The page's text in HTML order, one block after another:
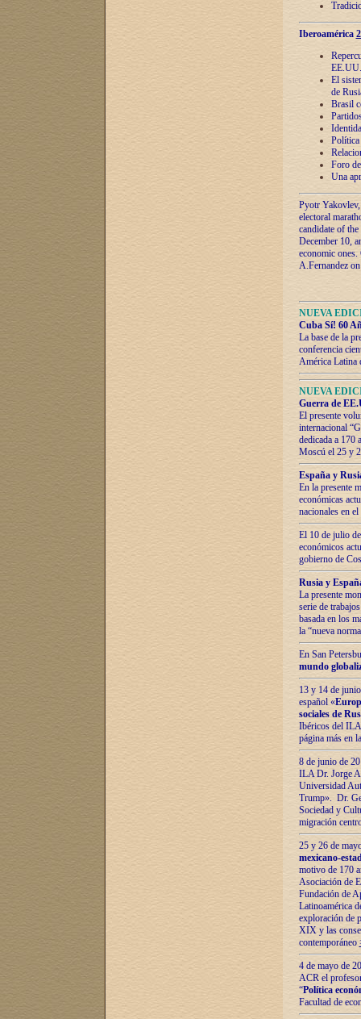
Iberoamérica
EE.UU.
El
de
Brasil
Política
Foro
Una
Pyotr
electoral
candidate of
December 10,
economic
A.Fernandez
NUEVA
Cuba Sí! 60
La base de la
conferencia
América Latina
NUEVA
Guerra de
El presente
internacional
dedicada a 170
Moscú el 25 y
España y
En la presente
económicas
nacionales en
El 10 de julio
económicos
gobierno de
Rusia y
La presente
serie de
basada en los
la “nueva
En San
mundo
13 y 14 de
español «
sociales de
Ibéricos del ILA
página más en
8 de junio de
ILA Dr. Jorge
Universidad
Trump». Dr.
Sociedad y
migración
25 y 26 de
mexicano-
motivo de 170
Asociación de
Fundación de
Latinoamérica
exploración de
XIX y las
contemporáneo
4 de mayo de
ACR el
“Política
Facultad de